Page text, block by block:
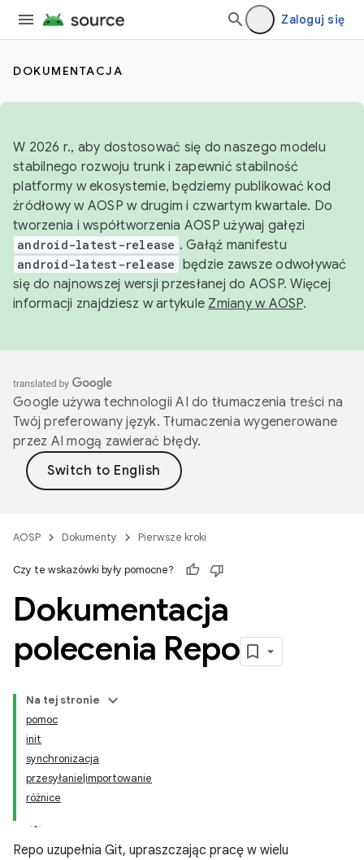
Zaloguj się
DOKUMENTACJA
W 2026 r., aby dostosować się do naszego modelu
stabilnego rozwoju trunk i zapewnić stabilność
platformy w ekosystemie, będziemy publikować kod
źródłowy w AOSP w drugim i czwartym kwartale. Do
tworzenia i współtworzenia AOSP używaj gałęzi
android-latest-release . Gałąź manifestu
android-latest-release będzie zawsze odwoływać
się do najnowszej wersji przesłanej do AOSP. Więcej
informacji znajdziesz w artykule Zmiany w AOSP.
Google używa technologii AI do tłumaczenia treści na
Twój preferowany język. Tłumaczenia wygenerowane
przez AI mogą zawierać błędy.
AOSP Dokumenty Pierwsze kroki
Czy te wskazówki były pomocne?
Dokumentacja
polecenia Repo
Na tej stronie
pomoc
init
synchronizacja
przesyłanie|importowanie
różnice
Repo uzupełnia Git, upraszczając pracę w wielu